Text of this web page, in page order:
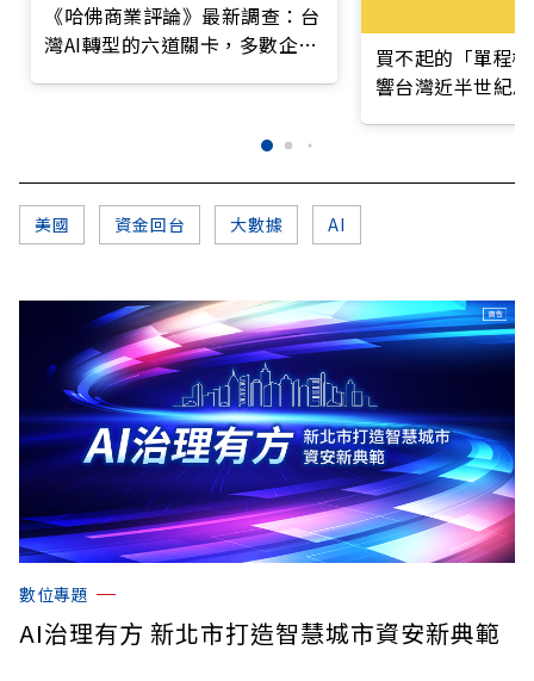
《哈佛商業評論》最新調查：台
灣AI轉型的六道關卡，多數企業
買不起的「單程
響台灣近半世紀
美國 資金回台 大數據 AI
數位專題
AI治理有方 新北市打造智慧城市資安新典範